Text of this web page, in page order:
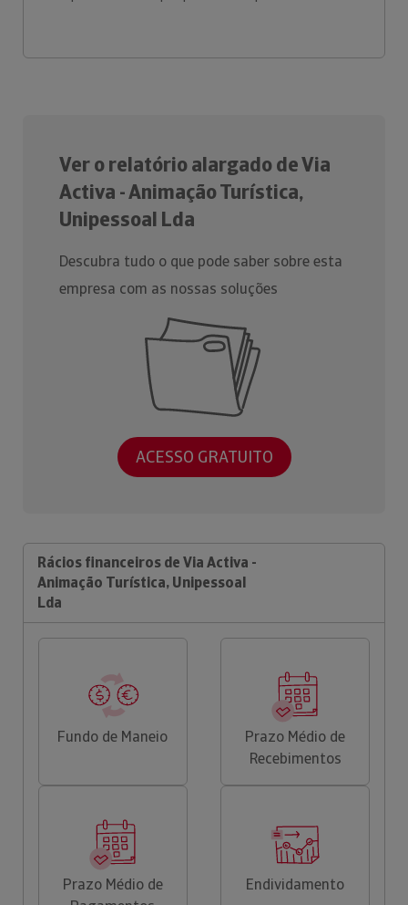
Ver o relatório alargado de Via
Activa - Animação Turística,
Unipessoal Lda
Descubra tudo o que pode saber sobre esta
empresa com as nossas soluções
ACESSO GRATUITO
Rácios financeiros de Via Activa -
Animação Turística, Unipessoal
Lda
Fundo de Maneio
Prazo Médio de
Recebimentos
Prazo Médio de
Endividamento